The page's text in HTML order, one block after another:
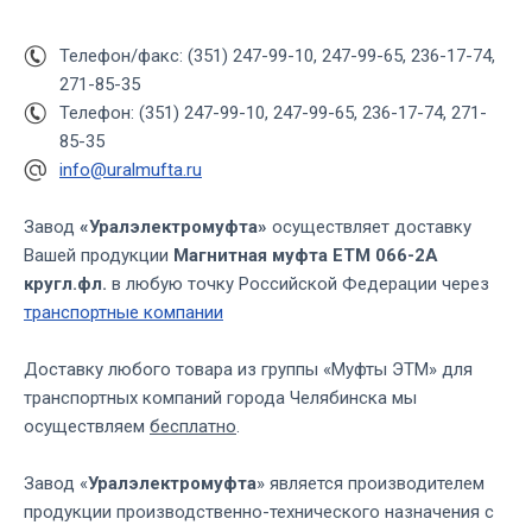
Телефон/факс: (351) 247-99-10, 247-99-65, 236-17-74,
271-85-35
Телефон: (351) 247-99-10, 247-99-65, 236-17-74, 271-
85-35
info@uralmufta.ru
Завод «Уралэлектромуфта» осуществляет доставку
Вашей продукции Магнитная муфта ЕТМ 066-2А
кругл.фл. в любую точку Российской Федерации через
транспортные компании
Доставку любого товара из группы «Муфты ЭТМ» для
транспортных компаний города Челябинска мы
осуществляем бесплатно.
Завод «Уралэлектромуфта» является производителем
продукции производственно-технического назначения с